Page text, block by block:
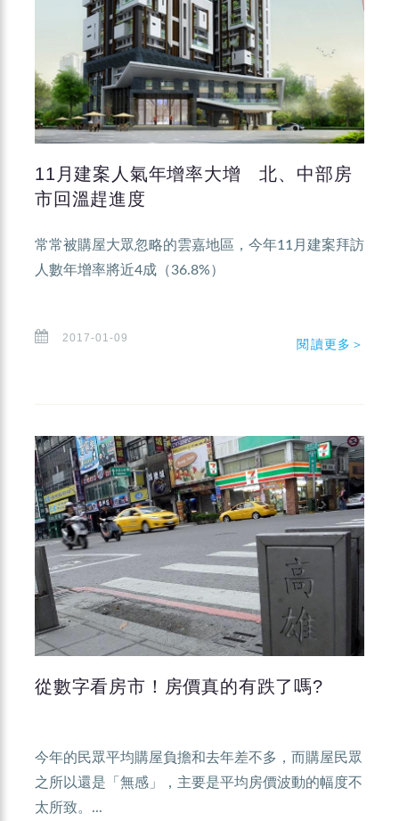
11月建案人氣年增率大增 北、中部房
市回溫趕進度
常常被購屋大眾忽略的雲嘉地區，今年11月建案拜訪
人數年增率將近4成（36.8%）
2017-01-09 閱讀更多＞
從數字看房市！房價真的有跌了嗎?
今年的民眾平均購屋負擔和去年差不多，而購屋民眾
之所以還是「無感」，主要是平均房價波動的幅度不
太所致。...